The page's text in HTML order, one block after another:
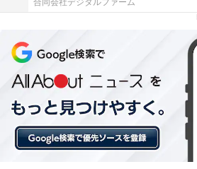
合同会社デジタルファーム